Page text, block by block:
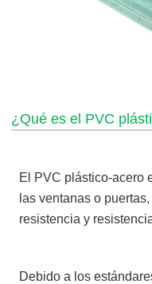
¿Qué es el PVC
El PVC plástico-acero
las ventanas o
resistencia y
Debido a los